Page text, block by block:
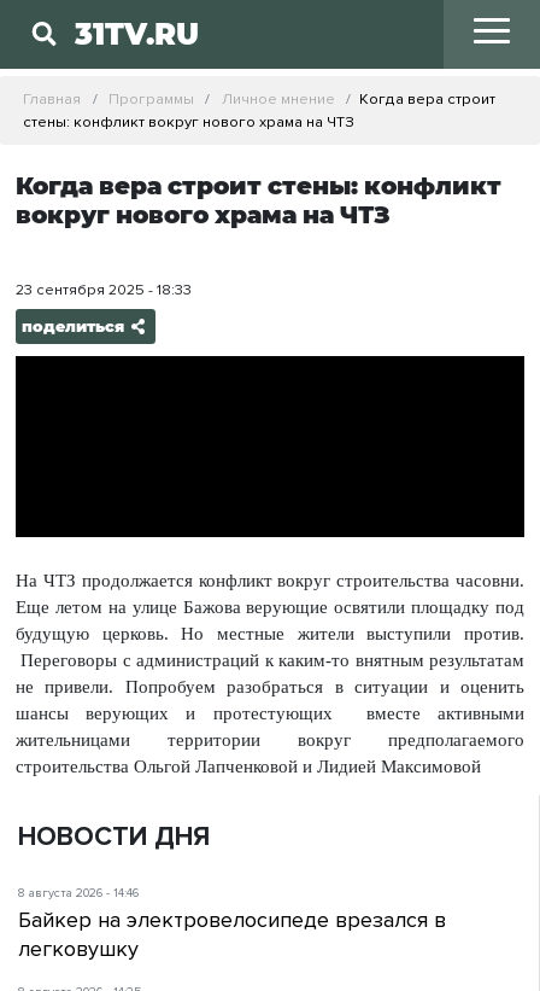
31TV.RU
Главная Программы Личное мнение
Когда вера строит
стены: конфликт вокруг нового храма на ЧТЗ
Когда вера строит стены: конфликт
вокруг нового храма на ЧТЗ
23 сентября 2025 - 18:33
поделиться
На ЧТЗ продолжается конфликт вокруг строительства часовни.
Еще летом на улице Бажова верующие освятили площадку под
будущую церковь. Но местные жители выступили против.
Переговоры с администраций к каким-то внятным результатам
не привели. Попробуем разобраться в ситуации и оценить
шансы верующих и протестующих вместе активными
жительницами территории вокруг предполагаемого
строительства Ольгой Лапченковой и Лидией Максимовой
НОВОСТИ ДНЯ
8 августа 2026 - 14:46
Байкер на электровелосипеде врезался в
легковушку